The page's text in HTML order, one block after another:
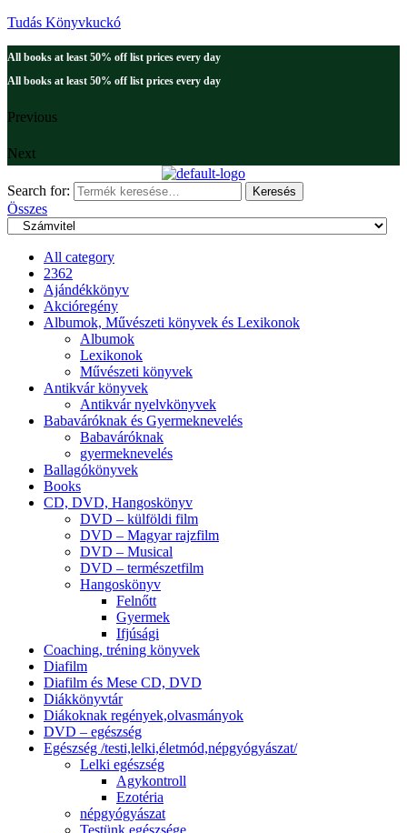
Tudás Könyvkuckó
All books at least 50% off list prices every day
All books at least 50% off list prices every day
Previous
Next
Search for: Keresés
Összes
All category
2362
Ajándékkönyv
Akcióregény
Albumok, Művészeti könyvek és Lexikonok
Albumok
Lexikonok
Művészeti könyvek
Antikvár könyvek
Antikvár nyelvkönyvek
Babaváróknak és Gyermeknevelés
Babaváróknak
gyermeknevelés
Ballagókönyvek
Books
CD, DVD, Hangoskönyv
DVD – külföldi film
DVD – Magyar rajzfilm
DVD – Musical
DVD – természetfilm
Hangoskönyv
Felnőtt
Gyermek
Ifjúsági
Coaching, tréning könyvek
Diafilm
Diafilm és Mese CD, DVD
Diákkönyvtár
Diákoknak regények,olvasmányok
DVD – egészség
Egészség /testi,lelki,életmód,népgyógyászat/
Lelki egészség
Agykontroll
Ezotéria
népgyógyászat
Testünk egészsége